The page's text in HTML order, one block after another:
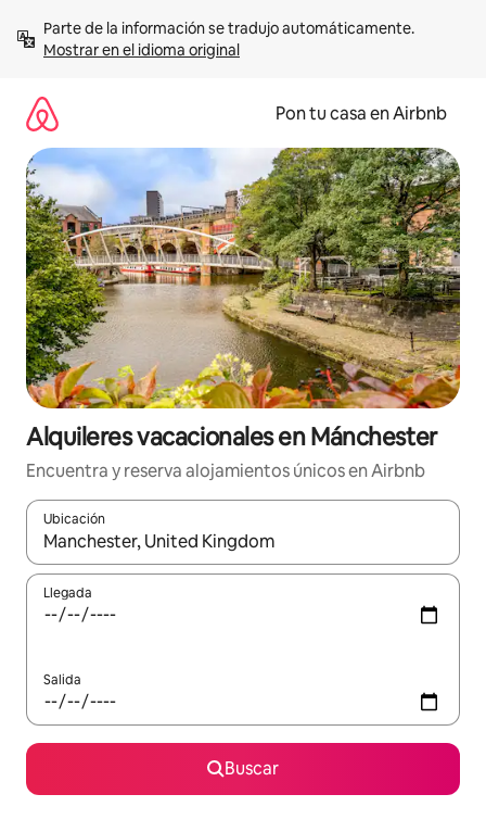
contenidoMostrar en el idioma original
Pon tu casa en Airbnb
Alquileres vacacionales en Mánchester
Encuentra y reserva alojamientos únicos en Airbnb
Ubicación
Cuando los resultados estén disponibles, navega con las
Llegada
Salida
Buscar